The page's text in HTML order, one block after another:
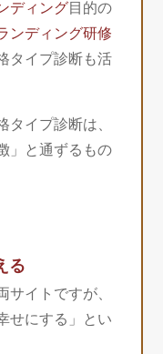
ディング目的の
ンディング研修
タイプ診断も活
タイプ診断は、
」と通ずるもの
る
イトですが、
せにする」とい